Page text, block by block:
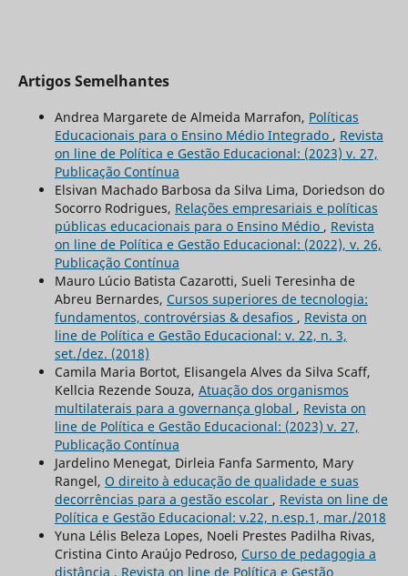
Artigos Semelhantes
Andrea Margarete de Almeida Marrafon, Políticas
Educacionais para o Ensino Médio Integrado , Revista
on line de Política e Gestão Educacional: (2023) v. 27,
Publicação Contínua
Elsivan Machado Barbosa da Silva Lima, Doriedson do
Socorro Rodrigues, Relações empresariais e políticas
públicas educacionais para o Ensino Médio , Revista
on line de Política e Gestão Educacional: (2022), v. 26,
Publicação Contínua
Mauro Lúcio Batista Cazarotti, Sueli Teresinha de
Abreu Bernardes, Cursos superiores de tecnologia:
fundamentos, controvérsias & desafios , Revista on
line de Política e Gestão Educacional: v. 22, n. 3,
set./dez. (2018)
Camila Maria Bortot, Elisangela Alves da Silva Scaff,
Kellcia Rezende Souza, Atuação dos organismos
multilaterais para a governança global , Revista on
line de Política e Gestão Educacional: (2023) v. 27,
Publicação Contínua
Jardelino Menegat, Dirleia Fanfa Sarmento, Mary
Rangel, O direito à educação de qualidade e suas
decorrências para a gestão escolar , Revista on line de
Política e Gestão Educacional: v.22, n.esp.1, mar./2018
Yuna Lélis Beleza Lopes, Noeli Prestes Padilha Rivas,
Cristina Cinto Araújo Pedroso, Curso de pedagogia a
distância , Revista on line de Política e Gestão